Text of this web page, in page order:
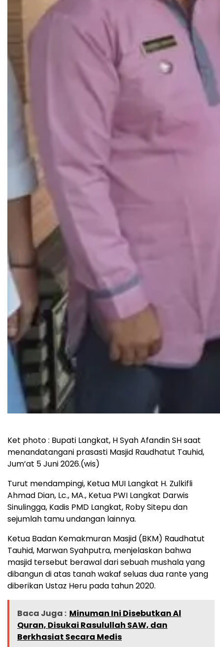
Ket photo : Bupati Langkat, H Syah Afandin SH saat
menandatangani prasasti Masjid Raudhatut Tauhid,
Jum’at 5 Juni 2026.(wis)
Turut mendampingi, Ketua MUI Langkat H. Zulkifli
Ahmad Dian, Lc., MA., Ketua PWI Langkat Darwis
Sinulingga, Kadis PMD Langkat, Roby Sitepu dan
sejumlah tamu undangan lainnya.
Ketua Badan Kemakmuran Masjid (BKM) Raudhatut
Tauhid, Marwan Syahputra, menjelaskan bahwa
masjid tersebut berawal dari sebuah mushala yang
dibangun di atas tanah wakaf seluas dua rante yang
diberikan Ustaz Heru pada tahun 2020.
Baca Juga : Minuman Ini Disebutkan Al
Quran, Disukai Rasulullah SAW, dan
Berkhasiat Secara Medis